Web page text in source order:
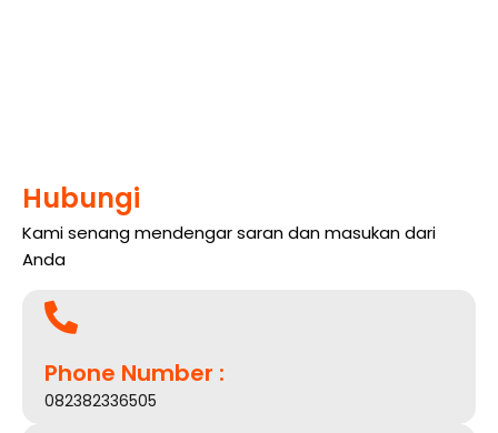
Hubungi
Kami senang mendengar saran dan masukan dari
Anda
Phone Number :
082382336505